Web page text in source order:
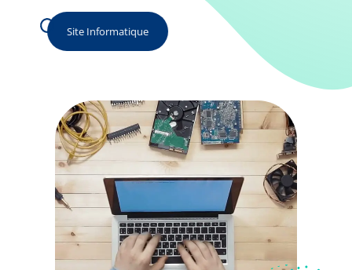
Site Informatique